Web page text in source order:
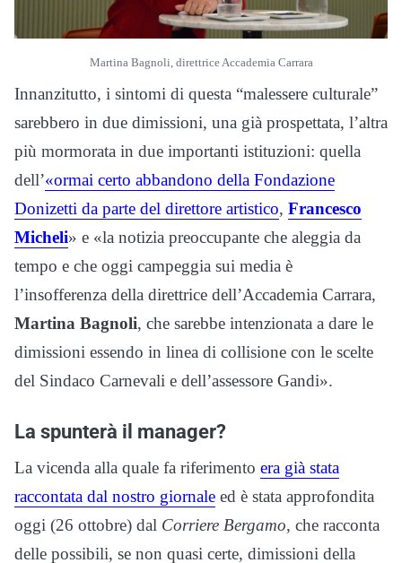
Martina Bagnoli, direttrice Accademia Carrara
Innanzitutto, i sintomi di questa “malessere culturale”
sarebbero in due dimissioni, una già prospettata, l’altra
più mormorata in due importanti istituzioni: quella
dell’«ormai certo abbandono della Fondazione
Donizetti da parte del direttore artistico, Francesco
Micheli» e «la notizia preoccupante che aleggia da
tempo e che oggi campeggia sui media è
l’insofferenza della direttrice dell’Accademia Carrara,
Martina Bagnoli, che sarebbe intenzionata a dare le
dimissioni essendo in linea di collisione con le scelte
del Sindaco Carnevali e dell’assessore Gandi».
La spunterà il manager?
La vicenda alla quale fa riferimento era già stata
raccontata dal nostro giornale ed è stata approfondita
oggi (26 ottobre) dal Corriere Bergamo, che racconta
delle possibili, se non quasi certe, dimissioni della